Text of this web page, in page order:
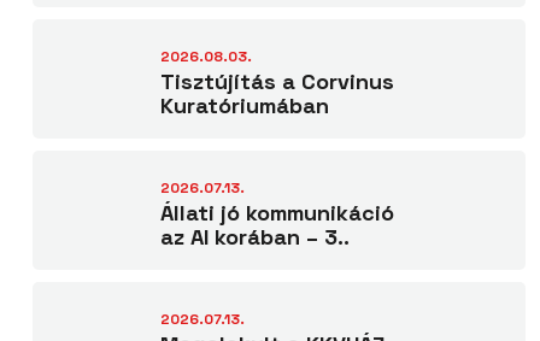
2026.08.03.
Tisztújítás a Corvinus
Kuratóriumában
2026.07.13.
Állati jó kommunikáció
az AI korában – 3..
2026.07.13.